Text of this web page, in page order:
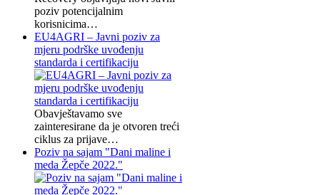
poziv potencijalnim
korisnicima…
EU4AGRI – Javni poziv za
mjeru podrške uvođenju
standarda i certifikaciju
Obavještavamo sve
zainteresirane da je otvoren treći
ciklus za prijave…
Poziv na sajam "Dani maline i
meda Žepče 2022."